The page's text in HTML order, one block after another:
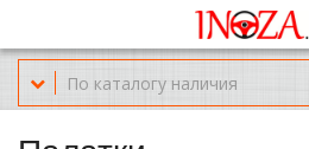
Офис обслуживания г.Краснодар
Нож-мясо)